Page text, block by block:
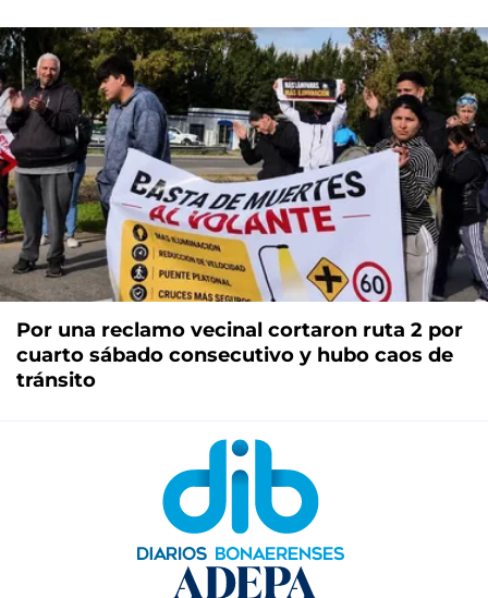
Por una reclamo vecinal cortaron ruta 2 por
cuarto sábado consecutivo y hubo caos de
tránsito